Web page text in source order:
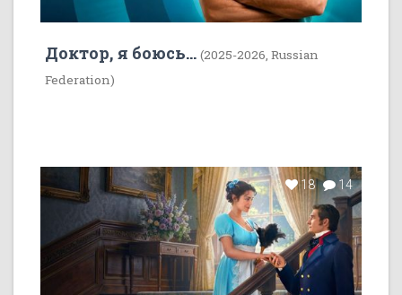
Доктор, я боюсь... (2025-2026, Russian
Federation)
18 14